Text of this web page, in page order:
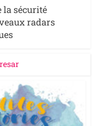
la sécurité
radars